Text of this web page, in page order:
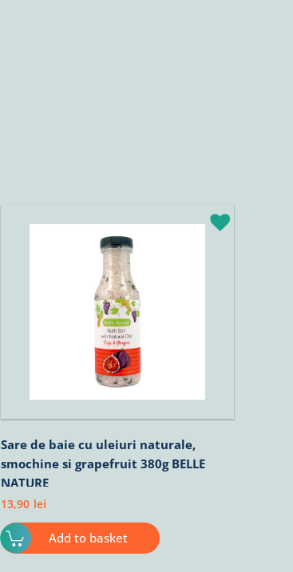
Sare de baie cu uleiuri naturale,
smochine si grapefruit 380g BELLE
NATURE
13,90 lei
Add to basket